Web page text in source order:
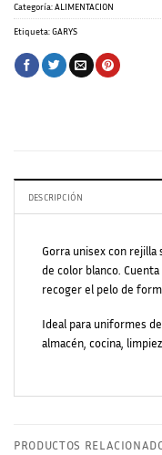
Categoría:ALIMENTACION
Etiqueta:GARYS
DESCRIPCIÓN
Gorra unisex con rejilla
de color blanco.
recoger el pelo de
Ideal para uniformes
almacén, cocina,
PRODUCTOS